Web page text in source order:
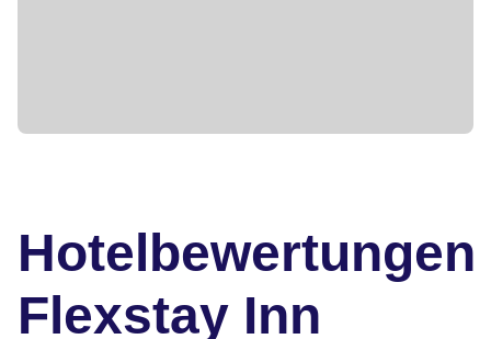
Hotelbewertungen
Flexstay Inn